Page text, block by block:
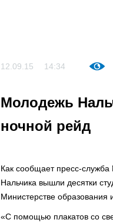
12.09.15 14:34
Молодежь
ночной рейд
Как сообщает пресс-
Нальчика вышли десятки
Министерстве образования
«С помощью плакатов со